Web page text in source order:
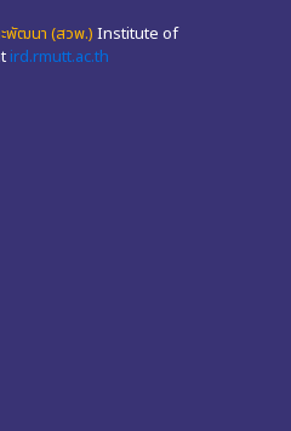
พัฒนา (สวพ.) Institute of
ird.rmutt.ac.th